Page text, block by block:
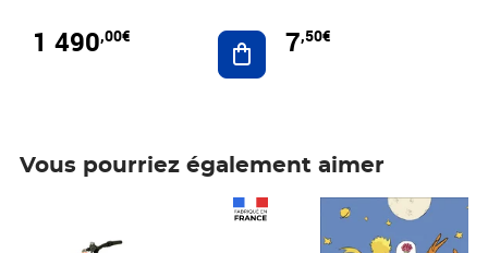
1 490,00€ Ajouter au panier
7,50€
Vous pourriez également aimer
Prix 7,50€